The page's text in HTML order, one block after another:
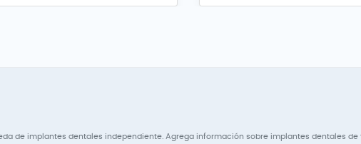
de implantes dentales independiente. Agrega información sobre implantes dentales